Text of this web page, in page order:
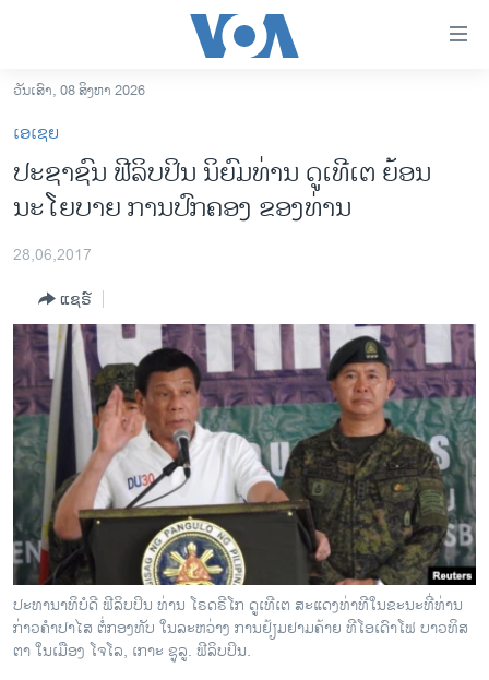
ເຂົ້າ
ຫາ
ຂ້າມ
ຂ້າມ
ຫາ
ອາເມຣິກາ
ຂ່າວ​ຈີນ
ໂລກ
ເອເຊຍ
ອິດສະຫຼະພາບດ້ານການຂ່າວ
ຊີວິດຊາວລາວ
ຊຸມຊົນຊາວລາວ
ວິທະຍາສາດ-ເທັກໂນໂລຈີ
ທຸລະກິດ
ພາສາອັງກິດ
ວີດີໂອ
ສຽງ
ວັນເສົາ, 08 ສິງຫາ 2026
ເອເຊຍ
ປະຊາຊົນ ຟີລິບປິນ ນິຍົມທ່ານ ດູເທີເຕ ຍ້ອນ
ນະໂຍບາຍ ການປົກຄອງ ຂອງທ່ານ
28,06,2017
ແຊຣ໌
ປະທານາທິບໍດີ ຟີລິບປິນ ທ່ານ ໂຣດຣີໂກ ດູເທີເຕ ສະແດງທ່າທີໃນຂະນະທີ່ທ່ານ
ກ່າວຄຳປາໄສ ຕໍ່ກອງທັບ ໃນລະຫວ່າງ ການຢ້ຽມຢາມຄ້າຍ ທີໂອເດົາໂຟ ບາວທິສ
ຕາ ໃນເມືອງ ໂຈໂລ, ເກາະ ຊູລູ. ຟີລິບປິນ.